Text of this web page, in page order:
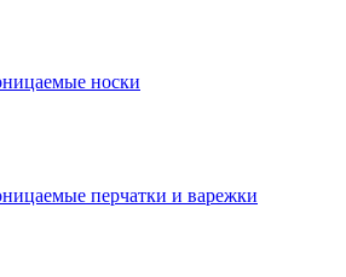
носки
перчатки и варежки